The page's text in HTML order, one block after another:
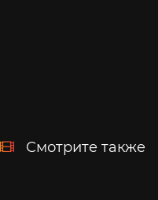
Смотрите также